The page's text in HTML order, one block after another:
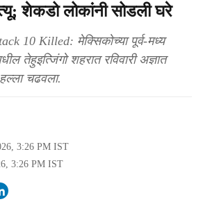
शेकडो लोकांनी सोडली घरे
10 Killed: मेक्सिकोच्या पूर्व-मध्य
तेहुइत्जिंगो शहरात रविवारी अज्ञात
चढवला.
3:26 PM IST
3:26 PM IST